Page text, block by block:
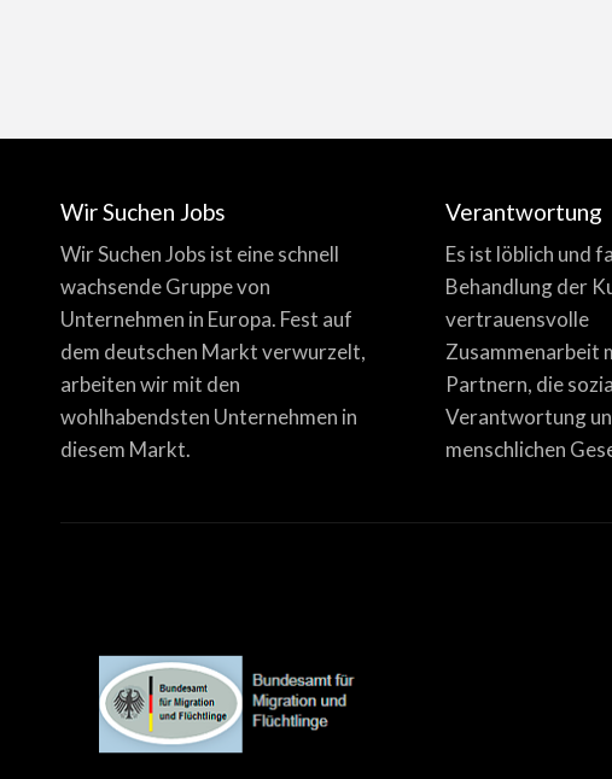
Wir Suchen Jobs
Wir Suchen Jobs ist eine schnell
wachsende Gruppe von
Unternehmen in Europa. Fest auf
dem deutschen Markt verwurzelt,
arbeiten wir mit den
wohlhabendsten Unternehmen in
diesem Markt.
Verantwortung
Es ist löblich und
Behandlung der
vertrauensvolle
Zusammenarbeit
Partnern, die
Verantwortung
menschlichen